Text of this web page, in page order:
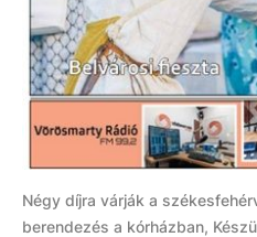
Négy díjra várják a
berendezés a kórházban,